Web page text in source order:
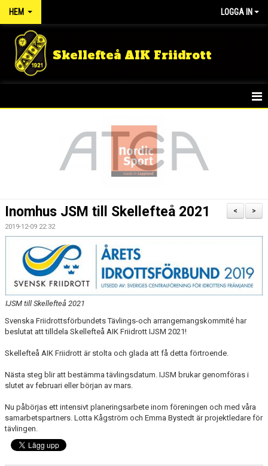
HEM LOGGA IN
Skellefteå AIK Friidrott
DOKUMENT
GULDLOPPET
MINIORLANDSLAGET
>
<
Inomhus JSM till Skellefteå 2021
2019-12-09 22:32
IJSM till Skellefteå 2021
Svenska Friidrottsförbundets Tävlings-och arrangemangskommité har
beslutat att tilldela Skellefteå AIK Friidrott IJSM 2021!
Skellefteå AIK Friidrott är stolta och glada att få detta förtroende.
Nästa steg blir att bestämma tävlingsdatum. IJSM brukar genomföras i
slutet av februari eller början av mars.
Nu påbörjas ett intensivt planeringsarbete inom föreningen och med våra
samarbetspartners. Lotta Kågström och Emma Bystedt är projektledare för
tävlingen.